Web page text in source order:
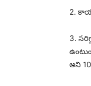
2. కాయ
3.
అని